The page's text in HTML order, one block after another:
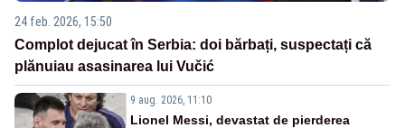
24 feb. 2026, 15:50
Complot dejucat în Serbia: doi bărbați, suspectați că
plănuiau asasinarea lui Vučić
9 aug. 2026, 11:10
Lionel Messi, devastat de pierderea